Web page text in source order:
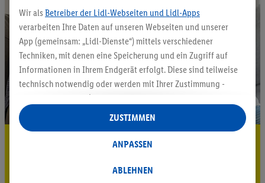
5.95 € Versand sparen³²ᵃ
Wir als Betreiber der Lidl-Webseiten und Lidl-Apps
verarbeiten Ihre Daten auf unseren Webseiten und unserer
App (gemeinsam: „Lidl-Dienste“) mittels verschiedener
Techniken, mit denen eine Speicherung und ein Zugriff auf
Informationen in Ihrem Endgerät erfolgt. Diese sind teilweise
technisch notwendig oder werden mit Ihrer Zustimmung -
auch durch Partner (u.a.
Verantwortliche; im Zusammenhang mit dem IAB TCF
insgesamt
Statistik-Erstellung oder für personalisierte Werbung
Datenverarbeitungen für personalisierte Werbung werden
ABLEHNEN
ANPASSEN
ZUSTIMMEN